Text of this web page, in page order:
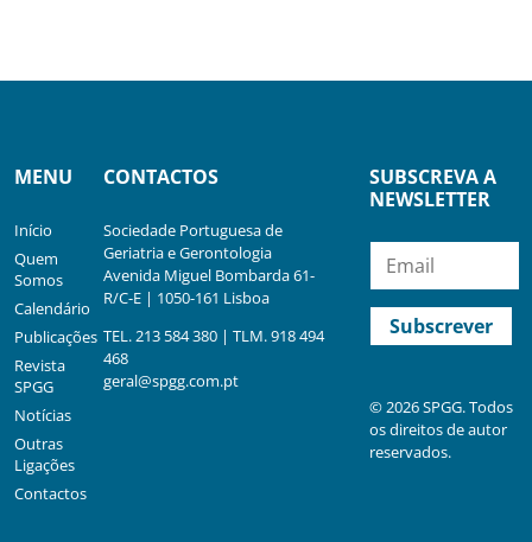
MENU
Início
Quem
Somos
Calendário
Publicações
Revista
SPGG
Notícias
Outras
Ligações
Contactos
CONTACTOS
Sociedade Portuguesa de
Geriatria e Gerontologia
Avenida Miguel Bombarda 61-
R/C-E | 1050-161 Lisboa
TEL. 213 584 380 | TLM. 918 494
468
geral@spgg.com.pt
SUBSCREVA A
NEWSLETTER
© 2026 SPGG. Todos
os direitos de autor
reservados.